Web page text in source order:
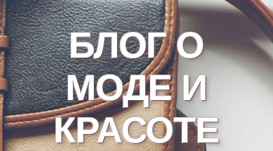
БЛОГ О
МОДЕ И
КРАСОТЕ